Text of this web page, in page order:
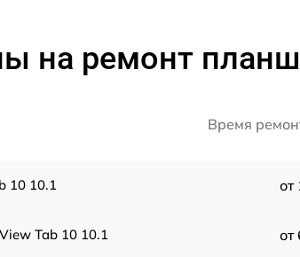
на ремонт
Время
10 10.1 от
Tab 10 10.1 от